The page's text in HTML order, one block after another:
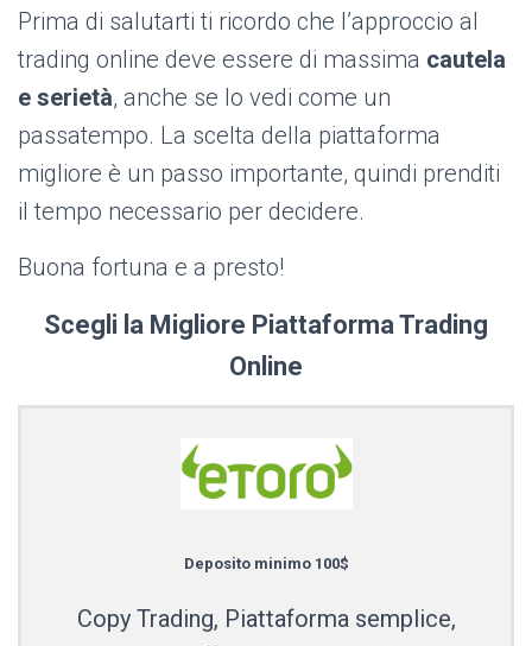
Prima di salutarti ti ricordo che l’approccio al
trading online deve essere di massima cautela
e serietà, anche se lo vedi come un
passatempo. La scelta della piattaforma
migliore è un passo importante, quindi prenditi
il tempo necessario per decidere.
Buona fortuna e a presto!
Scegli la Migliore Piattaforma Trading
Online
Deposito minimo 100$
Copy Trading, Piattaforma semplice,